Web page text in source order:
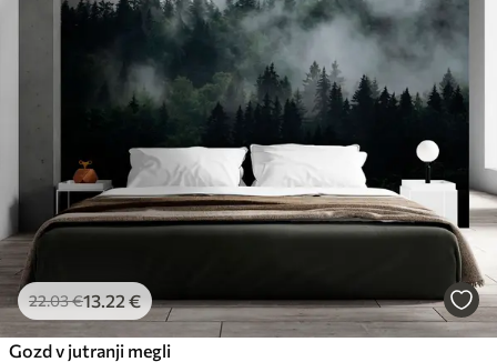
22.03€13 .22 €
Gozd v jutranji megli